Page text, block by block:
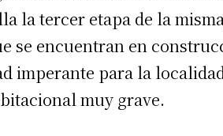
la tercer etapa de la
se encuentran en
imperante para la
muy grave.